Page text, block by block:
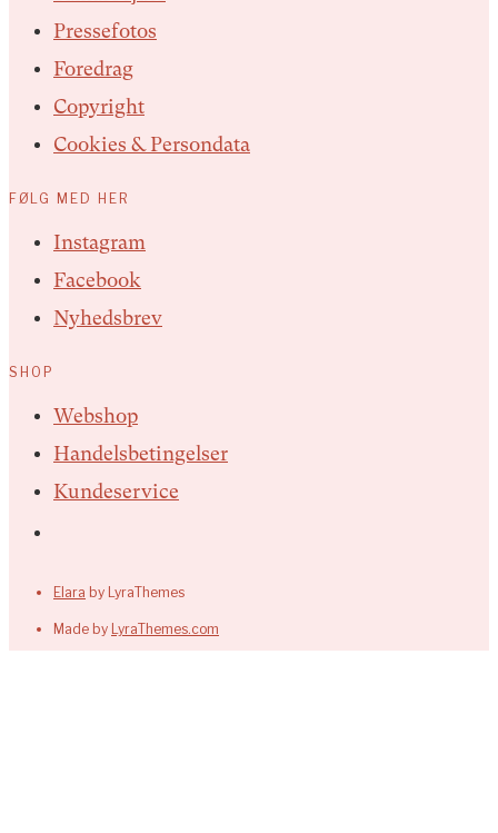
Pressefotos
Foredrag
Copyright
Cookies & Persondata
FØLG MED HER
Instagram
Facebook
Nyhedsbrev
SHOP
Webshop
Handelsbetingelser
Kundeservice
Elara by LyraThemes
Made by LyraThemes.com